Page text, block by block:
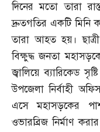
দিনের মতো তারা
দ্রুতগতির একটি মিনি
তারা আহত হয়।
বিক্ষুদ্ধ জনতা
জ্বালিয়ে ব্যারিকেড
উপজেলা নির্বাহী
এসে মহাসড়কের
ওভারব্রিজ নির্মাণ